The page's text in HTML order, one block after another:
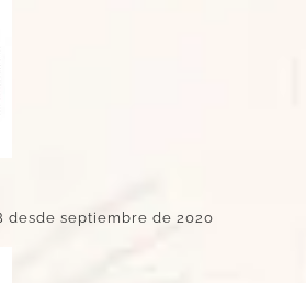
desde septiembre de 2020